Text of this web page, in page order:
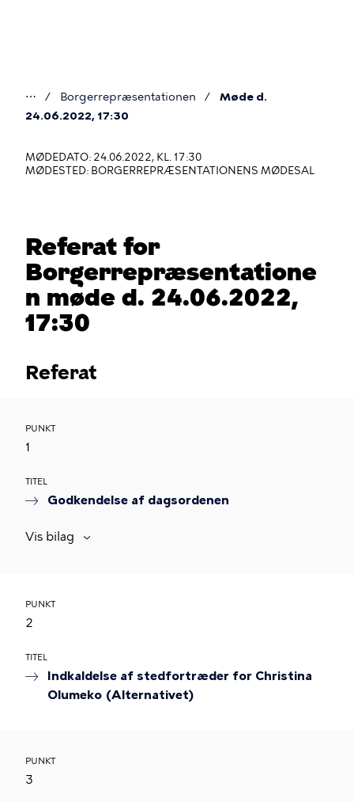
Du
her
⋯ Borgerrepræsentationen
Møde d.
24.06.2022, 17:30
MØDEDATO: 24.06.2022, KL. 17:30
MØDESTED: BORGERREPRÆSENTATIONENS MØDESAL
Referat for
Borgerrepræsentatione
n møde d. 24.06.2022,
17:30
Referat
PUNKT
1
TITEL
Godkendelse af dagsordenen
Vis bilag
PUNKT
2
TITEL
Indkaldelse af stedfortræder for Christina
Olumeko (Alternativet)
PUNKT
3